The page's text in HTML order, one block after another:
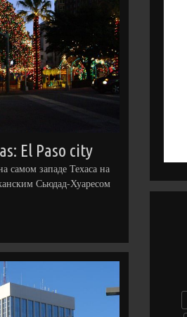
El Paso city
самом западе Техаса на
Сьюдад-Хуаресом